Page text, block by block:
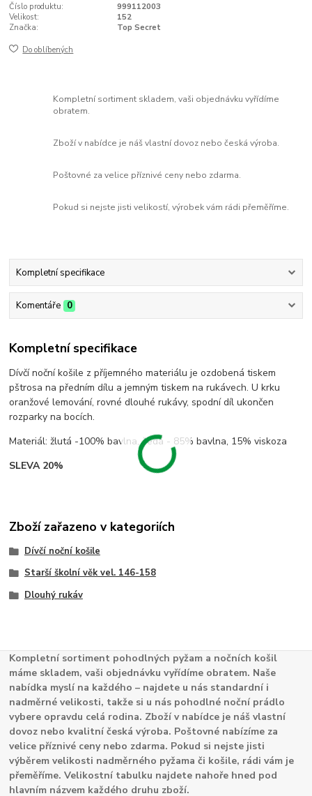
Číslo produktu:
999112003
Velikost:
152
Značka:
Top Secret
Do oblíbených
Kompletní sortiment skladem, vaši objednávku vyřídíme
obratem.
Zboží v nabídce je náš vlastní dovoz nebo česká výroba.
Poštovné za velice příznivé ceny nebo zdarma.
Pokud si nejste jisti velikostí, výrobek vám rádi přeměříme.
Kompletní specifikace
Komentáře 0
Kompletní specifikace
Dívčí noční košile z příjemného materiálu je ozdobená tiskem
pštrosa na předním dílu a jemným tiskem na rukávech. U krku
oranžové lemování, rovné dlouhé rukávy, spodní díl ukončen
rozparky na bocích.
Materiál: žlutá -100% bavlna, šedá - 85% bavlna, 15% viskoza
SLEVA 20%
Zboží zařazeno v kategoriích
Dívčí noční košile
Starší školní věk vel. 146-158
Dlouhý rukáv
Kompletní sortiment pohodlných pyžam a nočních košil
máme skladem, vaši objednávku vyřídíme obratem. Naše
nabídka myslí na každého – najdete u nás standardní i
nadměrné velikosti, takže si u nás pohodlné noční prádlo
vybere opravdu celá rodina. Zboží v nabídce je náš vlastní
dovoz nebo kvalitní česká výroba. Poštovné nabízíme za
velice příznivé ceny nebo zdarma. Pokud si nejste jisti
výběrem velikosti nadměrného pyžama či košile, rádi vám je
přeměříme. Velikostní tabulku najdete nahoře hned pod
hlavním názvem každého druhu zboží.